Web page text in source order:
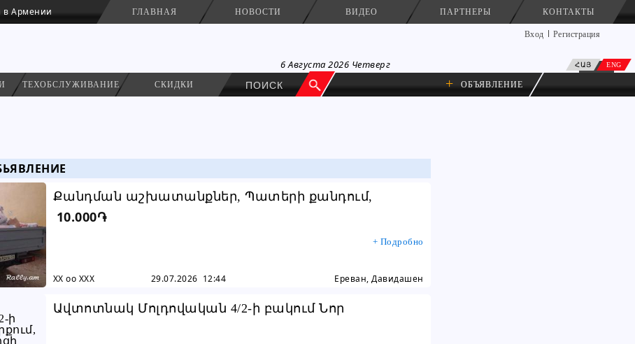
в Армении ГЛАВНАЯ НОВОСТИ ВИДЕО ПАРТНЕРЫ КОНТАКТЫ
Вход Регистрация
ՀԱՅ ENG
6 Августа 2026 Четверг
ТЕХОБСЛУЖИВАНИЕ СКИДКИ + ОБЪЯВЛЕНИЕ
Քանդման աշխատանքներ, Պատերի քանդում,
Քանդում, Քանդման, Демонтажные работы, ...
10.000֏
+ Подробно
XX oo XXX 29.07.2026 12:44 Ереван, Давидашен
Ավտոտնակ Մոլդովական 4/2-ի բակում Նոր